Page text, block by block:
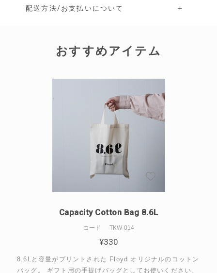
配送方法/お支払いについて
おすすめアイテム
Capacity Cotton Bag 8.6L
コード TKW-014
¥330
8.6Lと容量がプリントされた Floyd オリジナルのコットン
バッグ。 ギフト用の手提げバッグとしてお使いください。